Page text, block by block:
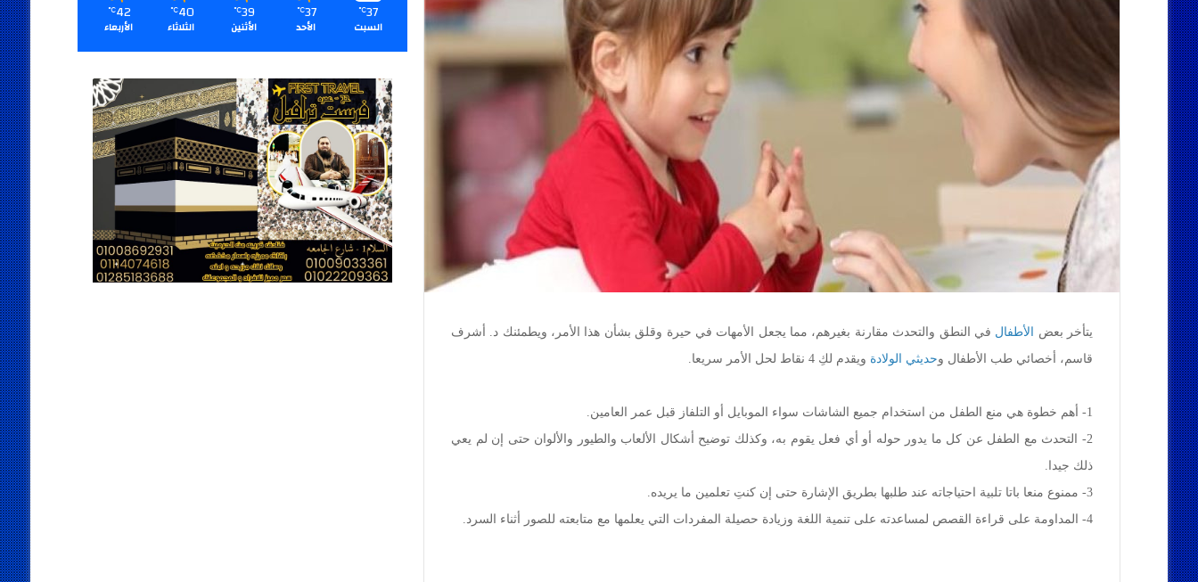
يتأخر بعض الأطفال في النطق والتحدث مقارنة بغيرهم، مما يجعل الأمهات في حيرة وقلق بشأن هذا الأمر، ويطمئنك د. أشرف
قاسم، أخصائي طب الأطفال وحديثي الولادة ويقدم لكِ 4 نقاط لحل الأمر سريعا.
1- أهم خطوة هي منع الطفل من استخدام جميع الشاشات سواء الموبايل أو التلفاز قبل عمر العامين.
2- التحدث مع الطفل عن كل ما يدور حوله أو أي فعل يقوم به، وكذلك توضيح أشكال الألعاب والطيور والألوان حتى إن لم يعي
ذلك جيدا.
3- ممنوع منعا باتا تلبية احتياجاته عند طلبها بطريق الإشارة حتى إن كنتِ تعلمين ما يريده.
4- المداومة على قراءة القصص لمساعدته على تنمية اللغة وزيادة حصيلة المفردات التي يعلمها مع متابعته للصور أثناء السرد.
37
℃
السبت
37
℃
الأحد
39
℃
الأثنين
40
℃
الثلاثاء
42
℃
الأربعاء